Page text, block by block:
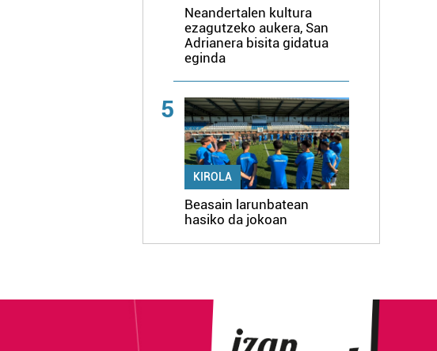
Neandertalen kultura
ezagutzeko aukera, San
Adrianera bisita gidatua
eginda
5
KIROLA
Beasain larunbatean
hasiko da jokoan